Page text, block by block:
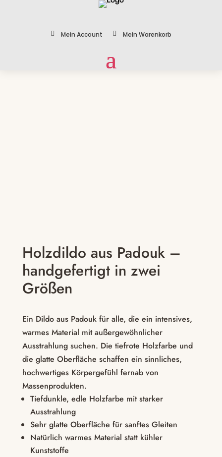
 Mein Account  Mein Warenkorb
Holzdildo aus Padouk –
handgefertigt in zwei
Größen
Ein Dildo aus Padouk für alle, die ein intensives,
warmes Material mit außergewöhnlicher
Ausstrahlung suchen. Die tiefrote Holzfarbe und
die glatte Oberfläche schaffen ein sinnliches,
hochwertiges Körpergefühl fernab von
Massenprodukten.
Tiefdunkle, edle Holzfarbe mit starker
Ausstrahlung
Sehr glatte Oberfläche für sanftes Gleiten
Natürlich warmes Material statt kühler
Kunststoffe